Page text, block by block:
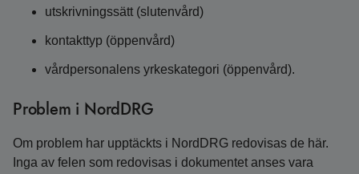
utskrivningssätt (slutenvård)
kontakttyp (öppenvård)
vårdpersonalens yrkeskategori (öppenvård).
Problem i NordDRG
Om problem har upptäckts i NordDRG redovisas de här.
Inga av felen som redovisas i dokumentet anses vara